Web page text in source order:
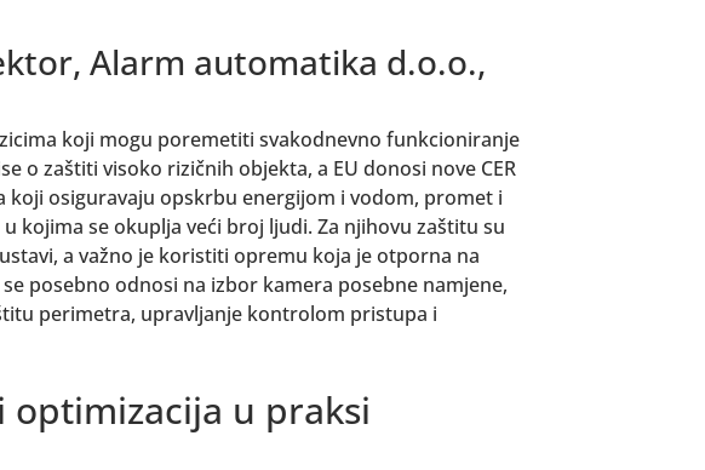
Alarm automatika d.o.o.,
koji mogu poremetiti svakodnevno funkcioniranje
o zaštiti visoko rizičnih objekta, a EU donosi nove CER
koji osiguravaju opskrbu energijom i vodom, promet i
kojima se okuplja veći broj ljudi. Za njihovu zaštitu su
a važno je koristiti opremu koja je otporna na
posebno odnosi na izbor kamera posebne namjene,
perimetra, upravljanje kontrolom pristupa i
optimizacija u praksi